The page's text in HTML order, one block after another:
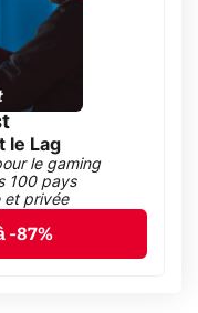
le Lag
le gaming
100 pays
et privée
-87%